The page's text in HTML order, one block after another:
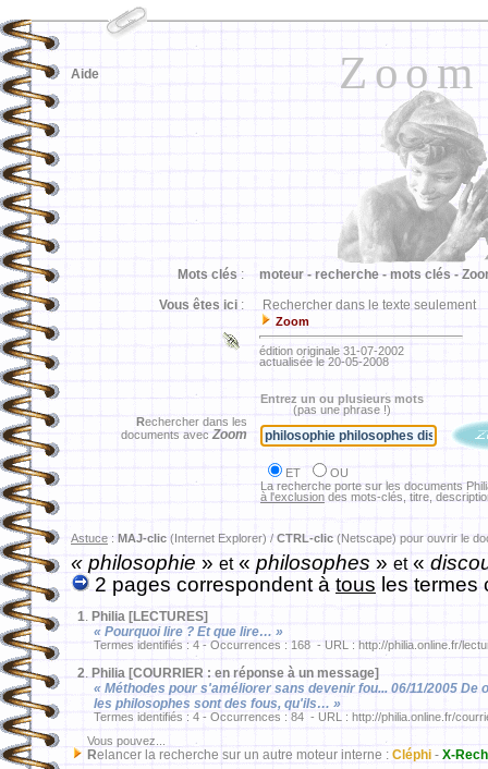
Zoom
Aide
Mots clés : moteur - recherche - mots clés -
Vous êtes ici : Rechercher dans le texte seulement
Zoom
édition originale 31-07-2002
actualisée le 20-05-2008
Rechercher dans les
documents avec Zoom
Entrez un ou plusieurs mots
(pas une phrase !)
ET
OU
La recherche porte sur les documents
à l'exclusion des mots-clés, titre,
Astuce : MAJ-clic (Internet Explorer) / CTRL-clic (Netscape) pour ouvrir le
« philosophie » et« philosophes » et«
2 pages correspondent à tous les termes
1. Philia [LECTURES]
« Pourquoi lire ? Et que lire… »
Termes identifiés : 4 - Occurrences : 168 - URL : http://philia.online.fr/
2. Philia [COURRIER : en réponse à un message]
« Méthodes pour s'améliorer sans devenir fou... 06/11/2005 De
les philosophes sont des fous, qu'ils… »
Termes identifiés : 4 - Occurrences : 84 - URL : http://philia.online.fr/
Vous pouvez...
Relancer la recherche sur un autre moteur interne : Cléphi - X-